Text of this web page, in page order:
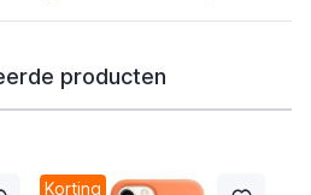
producten
Korting